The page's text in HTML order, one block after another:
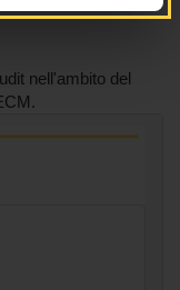
nell'ambito del